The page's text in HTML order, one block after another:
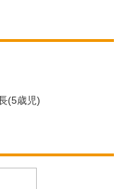
(5歳児)